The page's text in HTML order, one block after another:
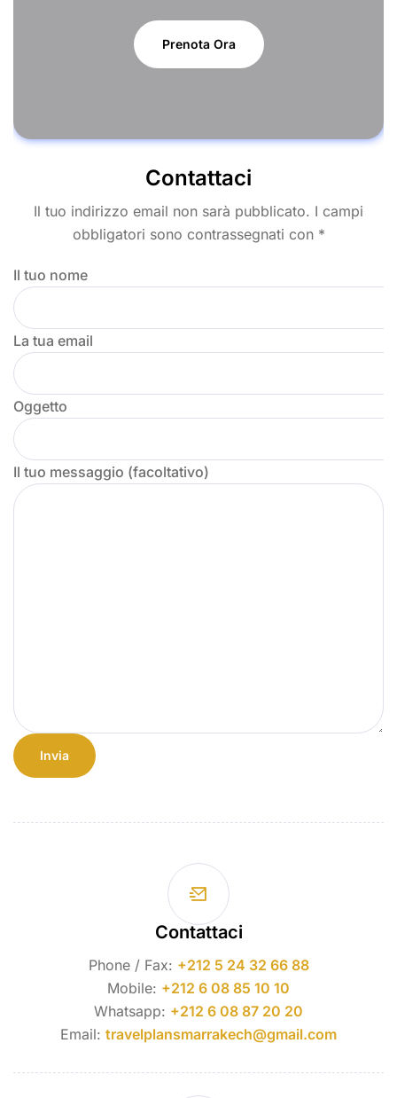
Prenota Ora
Contattaci
Il tuo indirizzo email non sarà pubblicato. I campi
obbligatori sono contrassegnati con *
Il tuo nome
La tua email
Oggetto
Il tuo messaggio (facoltativo)
Contattaci
Phone / Fax: +212 5 24 32 66 88
Mobile: +212 6 08 85 10 10
Whatsapp: +212 6 08 87 20 20
Email: travelplansmarrakech@gmail.com